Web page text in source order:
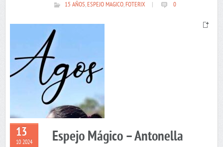
15 AÑOS,ESPEJO MAGICO,FOTERIX 0
13
10 2024 Espejo Mágico – Antonella